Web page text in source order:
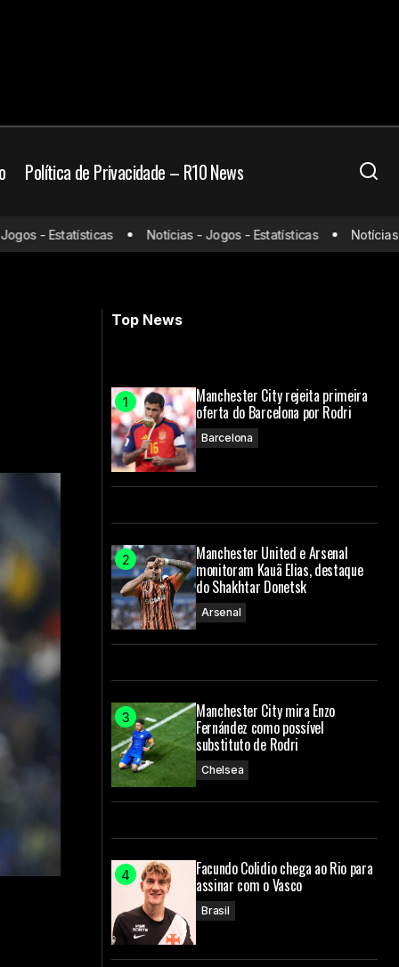
Política de Privacidade – R10 News
2024-
Jogos de hoje (26/03/25) ao vivo de
futebol: onde assistir e horário
- Estatísticas Notícias - Jogos - Estatísticas Notícias -
Top News
Manchester City rejeita primeira
oferta do Barcelona por Rodri
Barcelona
Manchester United e Arsenal
monitoram Kauã Elias, destaque
do Shakhtar Donetsk
Arsenal
Manchester City mira Enzo
Fernández como possível
substituto de Rodri
Chelsea
Facundo Colidio chega ao Rio para
assinar com o Vasco
Brasil